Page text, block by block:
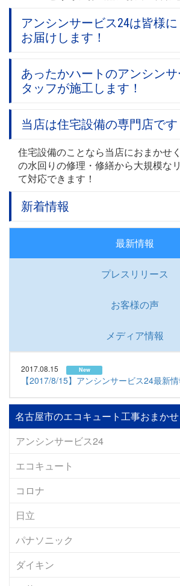
アンシンサービス24は皆様
お届けします！
あったかハートのアンシンサ
タッフが施工します！
当店は住宅設備の専門店です
住宅設備のことなら当店におまかせ
の水回りの修理・修繕から大規模な
て対応できます！
新着情報
最新情報
プレスリリース
お客様の声
メディア情報
2017.08.15 New
【2017/8/15】アンシンサービス24最新
名古屋市のエコキュート工事おまかせ
アンシンサービス24
エコキュート
コロナ
日立
パナソニック
ダイキン